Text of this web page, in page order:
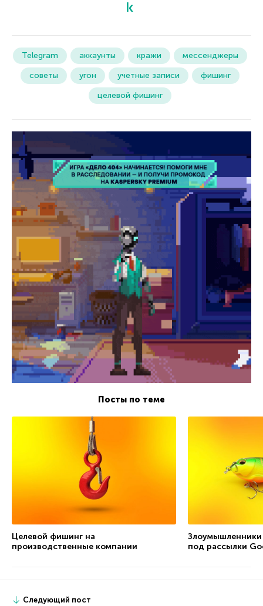
Telegram аккаунты кражи
мессенджеры
советы
угон учетные записи
фишинг
целевой фишинг
Посты по теме
Целевой фишинг на
производственные компании
под рассылки
Следующий пост